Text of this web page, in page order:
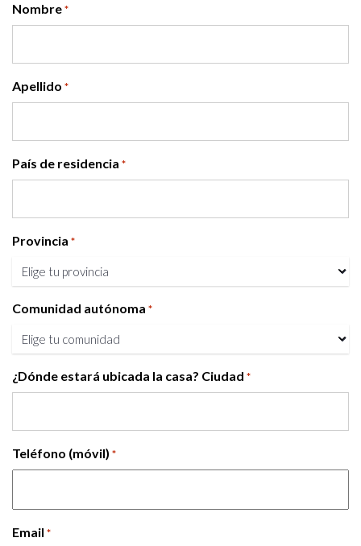
Nombre *
Apellido *
País de residencia *
Provincia *
Comunidad autónoma *
¿Dónde estará ubicada la casa? Ciudad *
Teléfono (móvil) *
Email *